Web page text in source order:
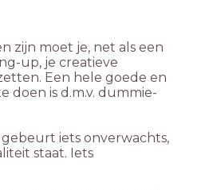
zijn moet je, net als een
up, je creatieve
Een hele goede en
doen is d.m.v. dummie-
iets onverwachts,
staat. Iets